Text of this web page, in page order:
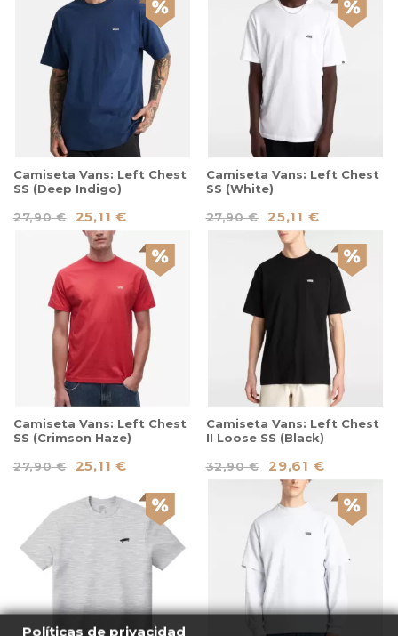
Camiseta Vans: Left Chest
SS (Deep Indigo)
27,90 € 25,11 €
Camiseta Vans: Left Chest
SS (White)
27,90 € 25,11 €
Camiseta Vans: Left Chest
SS (Crimson Haze)
27,90 € 25,11 €
Camiseta Vans: Left Chest
II Loose SS (Black)
32,90 € 29,61 €
Políticas de privacidad